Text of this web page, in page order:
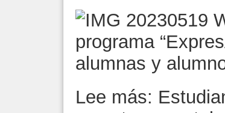
programa
alumnas y
Lee más: